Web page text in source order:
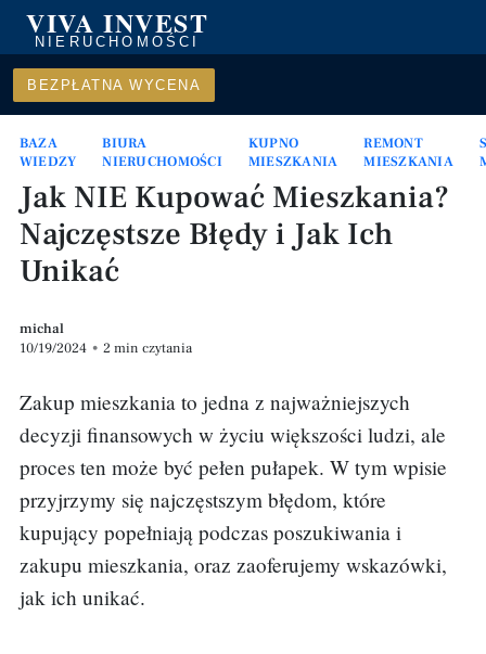
VIVA INVEST
NIERUCHOMOŚCI
BEZPŁATNA WYCENA
BAZA
WIEDZY
BIURA
NIERUCHOMOŚCI
KUPNO
MIESZKANIA
REMONT
MIESZKANIA
Jak NIE Kupować Mieszkania?
Najczęstsze Błędy i Jak Ich
Unikać
michal
10/19/2024 • 2 min czytania
Zakup mieszkania to jedna z najważniejszych
decyzji finansowych w życiu większości ludzi, ale
proces ten może być pełen pułapek. W tym wpisie
przyjrzymy się najczęstszym błędom, które
kupujący popełniają podczas poszukiwania i
zakupu mieszkania, oraz zaoferujemy wskazówki,
jak ich unikać.